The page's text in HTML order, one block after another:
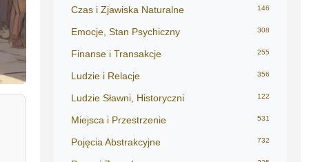
Czas i Zjawiska Naturalne 146
Emocje, Stan Psychiczny 308
Finanse i Transakcje 255
Ludzie i Relacje 356
Ludzie Sławni, Historyczni 122
Miejsca i Przestrzenie 531
Pojęcia Abstrakcyjne 732